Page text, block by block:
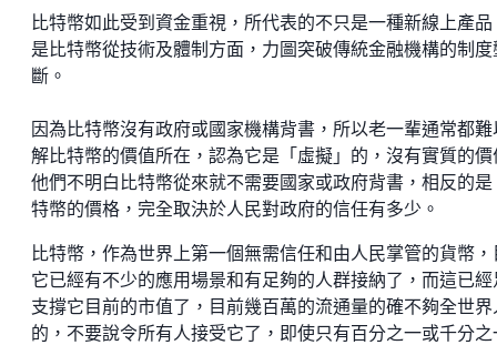
比特幣如此受到資金重視，所代表的不只是一種新線上產品
是比特幣從技術及體制方面，力圖突破傳統金融機構的制度
斷。
因為比特幣沒有政府或國家機構背書，所以老一輩通常都難
解比特幣的價值所在，認為它是「虛擬」的，沒有實質的價
他們不明白比特幣從來就不需要國家或政府背書，相反的是
特幣的價格，完全取決於人民對政府的信任有多少。
比特幣，作為世界上第一個無需信任和由人民掌管的貨幣，
它已經有不少的應用場景和有足夠的人群接納了，而這已經
支撐它目前的市值了，目前幾百萬的流通量的確不夠全世界
的，不要說令所有人接受它了，即使只有百分之一或千分之